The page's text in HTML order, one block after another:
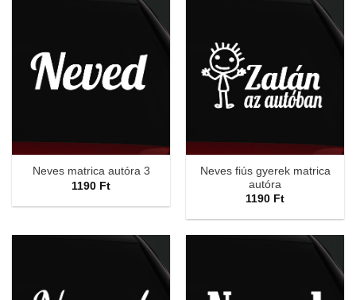
Neves matrica autóra 3
1190 Ft
Neves fiús gyerek matrica
autóra
1190 Ft